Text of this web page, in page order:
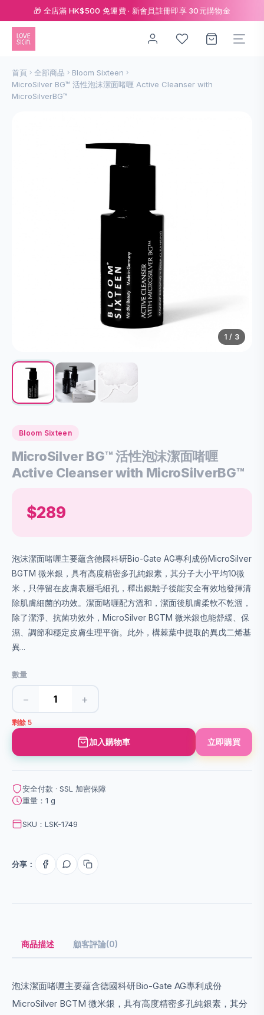
🎁 全店滿 HK$500 免運費 · 新會員註冊即享 30元購物金
首頁 全部商品
Bloom Sixteen
MicroSilver BG™ 活性泡沫潔面啫喱 Active Cleanser with
MicroSilverBG™
1 / 3
Bloom Sixteen
MicroSilver BG™ 活性泡沫潔面啫喱
Active Cleanser with MicroSilverBG™
$289
泡沫潔面啫喱主要蘊含德國科研Bio-Gate AG專利成份MicroSilver
BGTM 微米銀，具有高度精密多孔純銀素，其分子大小平均10微
米，只停留在皮膚表層毛細孔，釋出銀離子後能安全有效地發揮清
除肌膚細菌的功效。潔面啫喱配方溫和，潔面後肌膚柔軟不乾涸，
除了潔淨、抗菌功效外，MicroSilver BGTM 微米銀也能舒緩、保
濕、調節和穩定皮膚生理平衡。此外，構棘葉中提取的異戊二烯基
異...
數量
− +
剩餘 5
加入購物車 立即購買
安全付款 · SSL 加密保障
重量：1 g
SKU：LSK-1749
分享：
商品描述 顧客評論(0)
泡沫潔面啫喱主要蘊含德國科研Bio-Gate AG專利成份
MicroSilver BGTM 微米銀，具有高度精密多孔純銀素，其分